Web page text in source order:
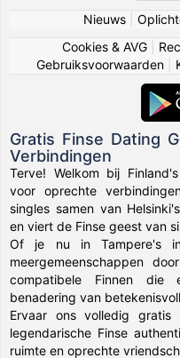
Nieuws|
Cookies & AVG
Gebruiksvoorwaarden
Gratis Finse Dating
Verbindingen
Terve! Welkom bij
voor oprechte
singles samen van
en viert de Finse geest van
Of je nu in Tampere's
meergemeenschappen
compatibele Finnen die
benadering van
Ervaar ons volledig
legendarische Finse
ruimte en oprechte